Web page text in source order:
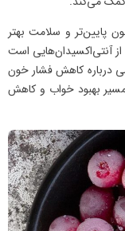
پایین‌تر و سلامت بهتر
آنتی‌اکسیدان‌هایی است
درباره کاهش فشار خون
مسیر بهبود خواب و کاهش